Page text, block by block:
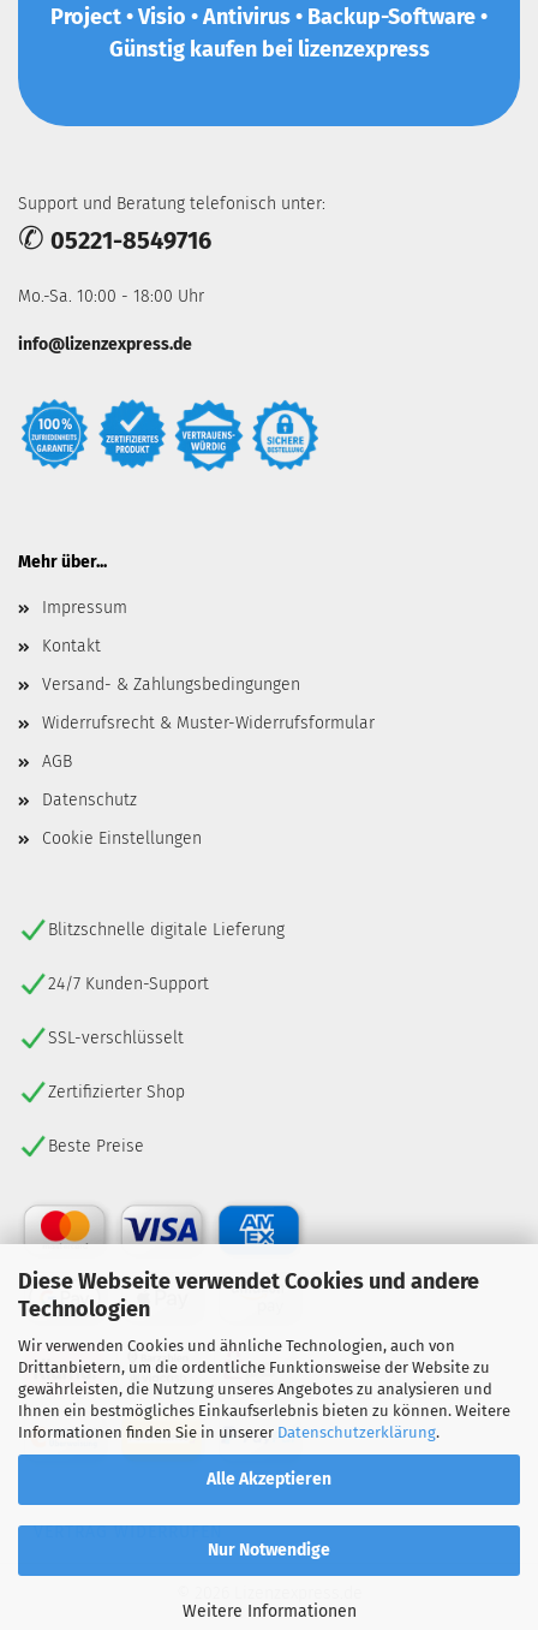
Diese Webseite verwendet Cookies und andere
Technologien
Wir verwenden Cookies und ähnliche Technologien, auch von
Drittanbietern, um die ordentliche Funktionsweise der Website zu
gewährleisten, die Nutzung unseres Angebotes zu analysieren und
Ihnen ein bestmögliches Einkaufserlebnis bieten zu können. Weitere
Informationen finden Sie in unserer Datenschutzerklärung.
Alle Akzeptieren
Nur Notwendige
Weitere Informationen
Project • Visio • Antivirus • Backup-Software •
Günstig kaufen bei lizenzexpress
Support und Beratung telefonisch unter:
✆ 05221-8549716
Mo.-Sa. 10:00 - 18:00 Uhr
info@lizenzexpress.de
Mehr über...
Impressum
Kontakt
Versand- & Zahlungsbedingungen
Widerrufsrecht & Muster-Widerrufsformular
AGB
Datenschutz
Cookie Einstellungen
Blitzschnelle digitale Lieferung
24/7 Kunden-Support
SSL-verschlüsselt
Zertifizierter Shop
Beste Preise
VERTRAG WIDERRUFEN